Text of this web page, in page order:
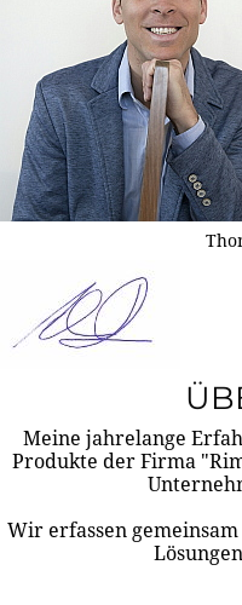
Meine jahrelange
Produkte der Firma
Wir erfassen